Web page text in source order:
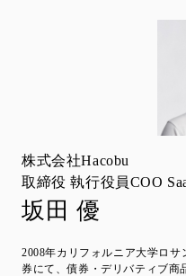
株式会社Hacobu
取締役 執行役員COO
坂田 優
2008年カリフォルニア大学ロ
券にて、債券・デリバティブ商